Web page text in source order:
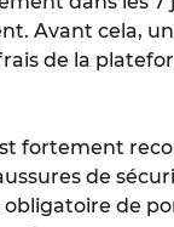
Avant cela,
de la
fortement
de
obligatoire de